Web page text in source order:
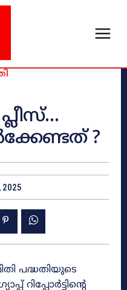
?
2025
പദ്ധതിയുടെ
റിപ്പോർട്ടിന്റെ